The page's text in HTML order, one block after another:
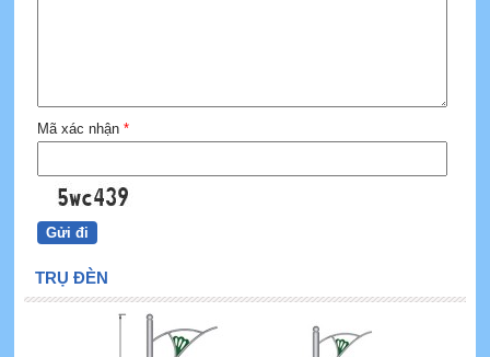
Mã xác nhận *
TRỤ ĐÈN